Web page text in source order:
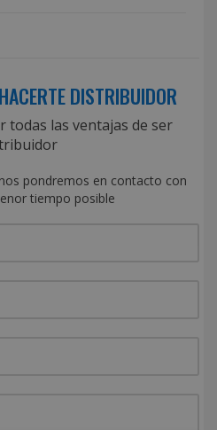
DISTRIBUIDOR
todas las ventajas de ser
pondremos en contacto con
tiempo posible